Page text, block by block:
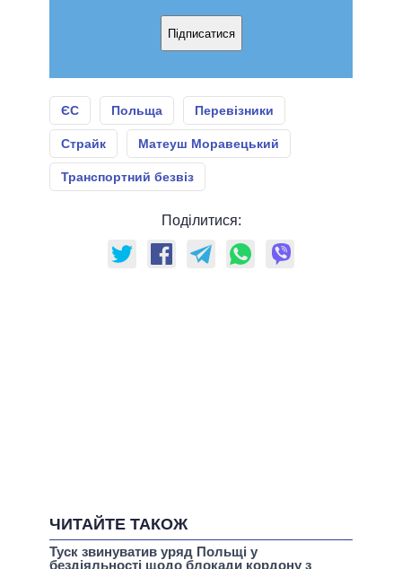
Підписатися
ЄС Польща Перевізники
Страйк Матеуш Моравецький
Транспортний безвіз
Поділитися:
ЧИТАЙТЕ ТАКОЖ
Туск звинуватив уряд Польщі у
бездіяльності щодо блокади кордону з